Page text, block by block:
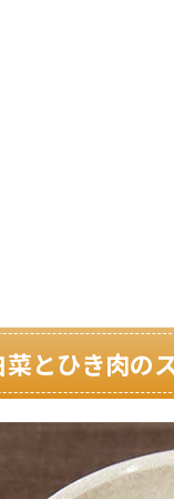
とひき肉の